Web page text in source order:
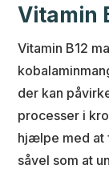
Vitamin
Vitamin B12
der kan
processer i
hjælpe med at
såvel som at